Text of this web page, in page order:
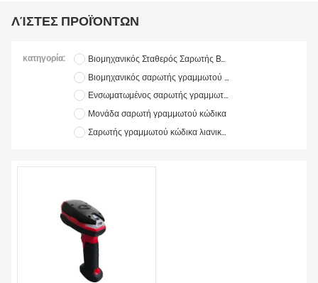
ΠΡΟΪΌΝΤΑ
ΝΈΑ
FACTORY SHOW
ΕΠΙΚΟΙΝΩΝΉΣΤΕ ΜΑΖΊ ΜΑΣ
ΛΊΣΤΕΣ ΠΡΟΪΌΝΤΩΝ
κατηγορία:
Βιομηχανικός Σταθερός Σαρωτής Barcode
Βιομηχανικός σαρωτής γραμμωτού κώδικα χειρός
Ενσωματωμένος σαρωτής γραμμωτού κώδικα
Μονάδα σαρωτή γραμμωτού κώδικα
Σαρωτής γραμμωτού κώδικα λιανικής